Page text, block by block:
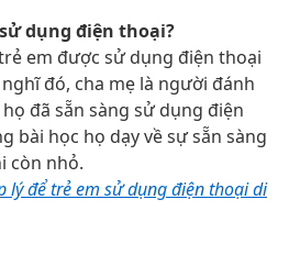
dụng điện thoại?
em được sử dụng điện thoại
đó, cha mẹ là người đánh
đã sẵn sàng sử dụng điện
bài học họ dạy về sự sẵn sàng
còn nhỏ.
lý để trẻ em sử dụng điện thoại di